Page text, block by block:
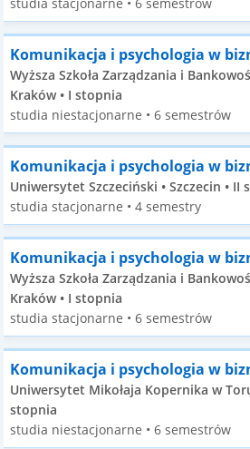
Komunikacja i psychologia w
Wyższa Szkoła Zarządzania i
Kraków • I stopnia
studia niestacjonarne • 6 semestrów
Komunikacja i psychologia w
Uniwersytet Szczeciński • Szczecin • II
studia stacjonarne • 4 semestry
Komunikacja i psychologia w
Wyższa Szkoła Zarządzania i
Kraków • I stopnia
studia stacjonarne • 6 semestrów
Komunikacja i psychologia w
Uniwersytet Mikołaja Kopernika w
stopnia
studia niestacjonarne • 6 semestrów